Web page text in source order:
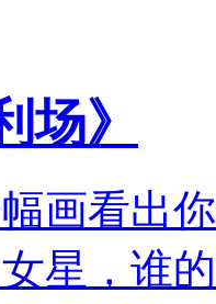
场》
画看出
星，谁